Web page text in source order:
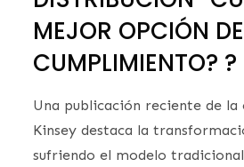
MEJOR OPCIÓN DE
CUMPLIMIENTO? ?
Una publicación reciente de la
Kinsey destaca la
sufriendo el modelo